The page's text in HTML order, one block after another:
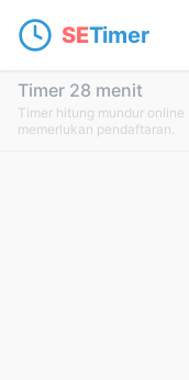
SETimer
Timer 28 menit
Timer hitung mundur
memerlukan pendaftaran.